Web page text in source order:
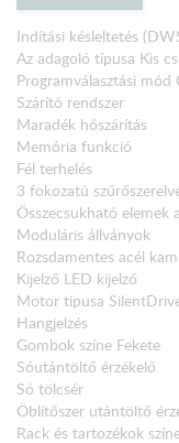
Indítási késleltetés
Az adagoló típusa Kis
Programválasztási mód
Szárító rendszer
Maradék hőszárítás
Memória funkció
Fél terhelés
3 fokozatú
Összecsukható elemek
Moduláris állványok
Rozsdamentes acél
Kijelző LED kijelző
Motor típusa
Hangjelzés
Gombok színe Fekete
Sóutántöltő érzékelő
Só tölcsér
Öblítőszer utántöltő
Rack és tartozékok